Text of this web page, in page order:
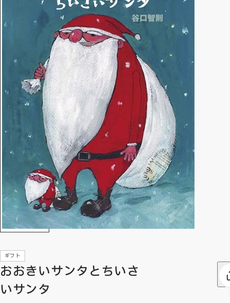
ギフト
おおきいサンタとちいさ
いサンタ